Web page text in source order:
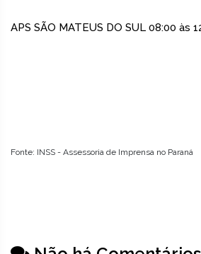
APS SÃO MATEUS DO SUL 08:00 às
Fonte: INSS - Assessoria de Imprensa no Paraná